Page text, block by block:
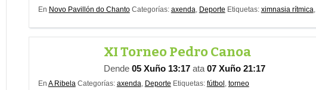
En Novo Pavillón do Chanto Categorías: axenda, Deporte Etiquetas: ximnasia rítmica,
XI Torneo Pedro Canoa
Dende 05 Xuño 13:17 ata 07 Xuño 21:17
En A Ribela Categorías: axenda, Deporte Etiquetas: fútbol , torneo